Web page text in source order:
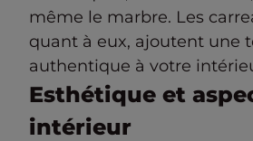
même le marbre. Les
quant à eux, ajoutent une
authentique à votre
Esthétique et
intérieur